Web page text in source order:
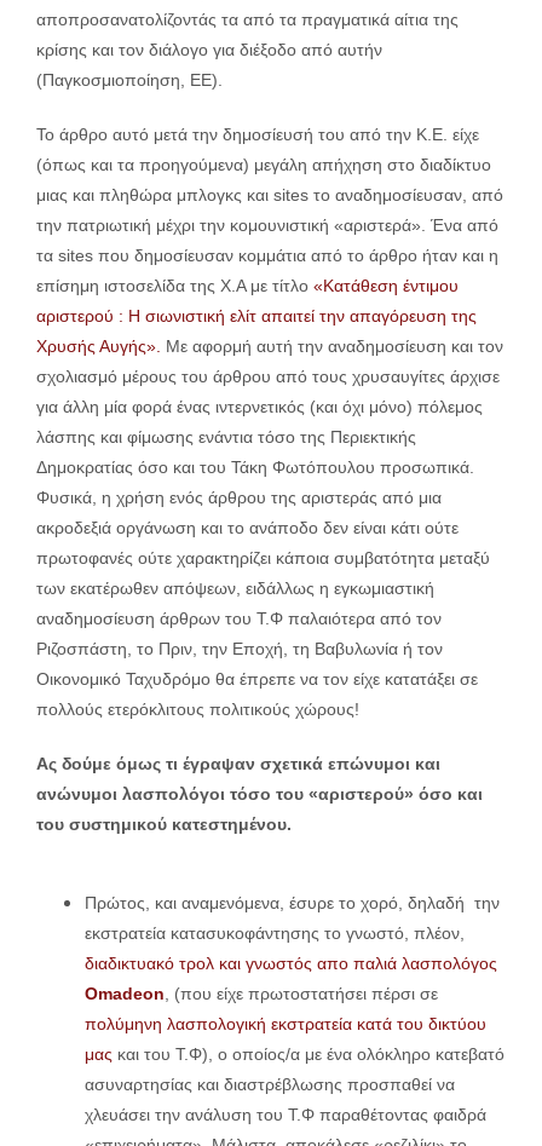
αποπροσανατολίζοντάς τα από τα πραγματικά αίτια της
κρίσης και τον διάλογο για διέξοδο από αυτήν
(Παγκοσμιοποίηση, ΕΕ).
Το άρθρο αυτό μετά την δημοσίευσή του από την Κ.Ε. είχε
(όπως και τα προηγούμενα) μεγάλη απήχηση στο διαδίκτυο
μιας και πληθώρα μπλογκς και sites το αναδημοσίευσαν, από
την πατριωτική μέχρι την κομουνιστική «αριστερά». Ένα από
τα sites που δημοσίευσαν κομμάτια από το άρθρο ήταν και η
επίσημη ιστοσελίδα της Χ.Α με τίτλο «Κατάθεση έντιμου
αριστερού : Η σιωνιστική ελίτ απαιτεί την απαγόρευση της
Χρυσής Αυγής». Με αφορμή αυτή την αναδημοσίευση και τον
σχολιασμό μέρους του άρθρου από τους χρυσαυγίτες άρχισε
για άλλη μία φορά ένας ιντερνετικός (και όχι μόνο) πόλεμος
λάσπης και φίμωσης ενάντια τόσο της Περιεκτικής
Δημοκρατίας όσο και του Τάκη Φωτόπουλου προσωπικά.
Φυσικά, η χρήση ενός άρθρου της αριστεράς από μια
ακροδεξιά οργάνωση και το ανάποδο δεν είναι κάτι ούτε
πρωτοφανές ούτε χαρακτηρίζει κάποια συμβατότητα μεταξύ
των εκατέρωθεν απόψεων, ειδάλλως η εγκωμιαστική
αναδημοσίευση άρθρων του Τ.Φ παλαιότερα από τον
Ριζοσπάστη, το Πριν, την Εποχή, τη Βαβυλωνία ή τον
Οικονομικό Ταχυδρόμο θα έπρεπε να τον είχε κατατάξει σε
πολλούς ετερόκλιτους πολιτικούς χώρους!
Ας δούμε όμως τι έγραψαν σχετικά επώνυμοι και
ανώνυμοι λασπολόγοι τόσο του «αριστερού» όσο και
του συστημικού κατεστημένου.
Πρώτος, και αναμενόμενα, έσυρε το χορό, δηλαδή την
εκστρατεία κατασυκοφάντησης το γνωστό, πλέον,
διαδικτυακό τρολ και γνωστός απο παλιά λασπολόγος
Omadeon , (που είχε πρωτοστατήσει πέρσι σε
πολύμηνη λασπολογική εκστρατεία κατά του δικτύου
μας και του Τ.Φ), ο οποίος/α με ένα ολόκληρο κατεβατό
ασυναρτησίας και διαστρέβλωσης προσπαθεί να
χλευάσει την ανάλυση του Τ.Φ παραθέτοντας φαιδρά